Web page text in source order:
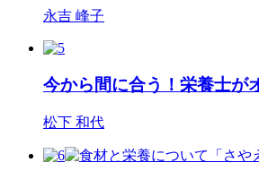
永吉 峰子
今から間に合う！栄養士
松下 和代